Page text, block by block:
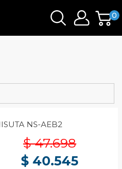
0
NS-AEB2
$ 47.698
$ 40.545